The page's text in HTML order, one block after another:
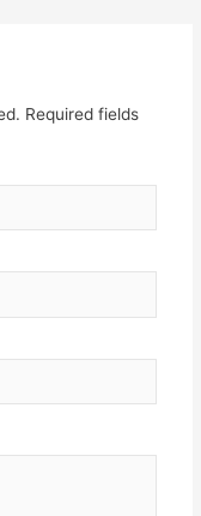
Required fields